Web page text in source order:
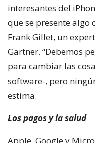
interesantes del
que se presente algo
Frank Gillet, un
Gartner. “Debemos
para cambiar las
software-, pero
estima.
Los pagos y la salud
Apple, Google y